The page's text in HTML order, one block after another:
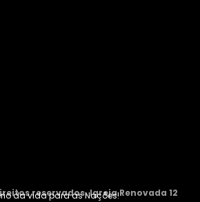
reservados. Igreja Renovada 12
da vida para as Nações!